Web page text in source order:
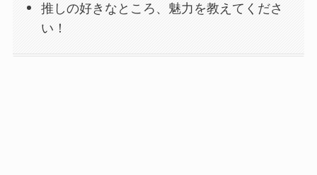
推しの好きなところ、魅力を教えてくださ
い！